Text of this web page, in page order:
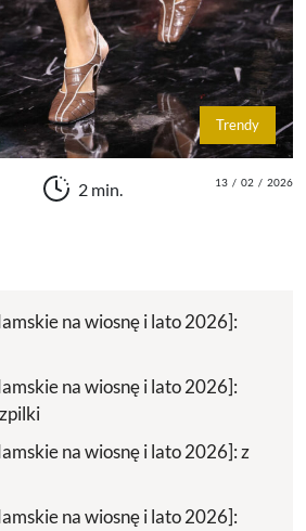
Trendy
2 min. 13 / 02 / 2026
na wiosnę i lato 2026]:
na wiosnę i lato 2026]:
na wiosnę i lato 2026]: z
na wiosnę i lato 2026]: